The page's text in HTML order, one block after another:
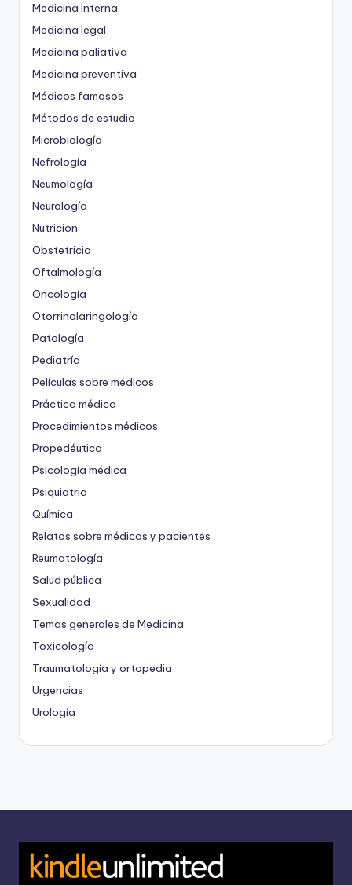
Medicina Interna
Medicina legal
Medicina paliativa
Medicina preventiva
Médicos famosos
Métodos de estudio
Microbiología
Nefrología
Neumología
Neurología
Nutricion
Obstetricia
Oftalmología
Oncología
Otorrinolaringología
Patología
Pediatría
Películas sobre médicos
Práctica médica
Procedimientos médicos
Propedéutica
Psicología médica
Psiquiatria
Química
Relatos sobre médicos y pacientes
Reumatología
Salud pública
Sexualidad
Temas generales de Medicina
Toxicología
Traumatología y ortopedia
Urgencias
Urología